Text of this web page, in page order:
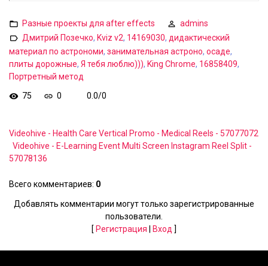
Разные проекты для after effects
admins
Дмитрий Позечко, Kviz v2, 14169030, дидактический
материал по астрономи, занимательная астроно, осаде,
плиты дорожные, Я тебя люблю))), King Chrome, 16858409,
Портретный метод
75
0 0.0/0
Videohive - Health Care Vertical Promo - Medical Reels - 57077072
Videohive - E-Learning Event Multi Screen Instagram Reel Split -
57078136
Всего комментариев: 0
Добавлять комментарии могут только зарегистрированные
пользователи.
[ Регистрация Вход ]